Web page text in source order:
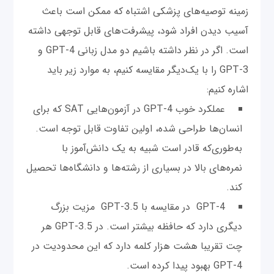
زمینه توصیه‌های پزشکی اشتباه که ممکن است باعث
آسیب دیدن افراد شود، پیشرفت‌های قابل توجهی داشته
است. اگر در نظر داشته باشیم دو مدل زبانی GPT-4 و
GPT-3 را با یک‌دیگر مقایسه کنیم، به موارد زیر باید
اشاره کنیم:
عملکرد خوب GPT-4 در آزمون‌هایی SAT که برای
انسان‌ها طراحی شده، اولین تفاوت قابل توجه است.
به‌طوری‌که قادر است شبیه به یک دانش‌آموز با
نمره‌های بالا در بسیاری از رشته‌ها و دانشگاه‌ها تحصیل
کند.
GPT-4 در مقایسه با GPT-3.5 مزیت بزرگ
دیگری دارد که حافظه بیشتر است. در GPT-3.5 هر
چت تقریبا هشت هزار کلمه دارد که این محدودیت در
GPT-4 بهبود پیدا کرده است.